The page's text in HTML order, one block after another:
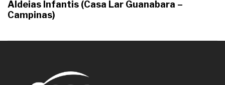
Aldeias Infantis (Casa Lar Guanabara –
Campinas)